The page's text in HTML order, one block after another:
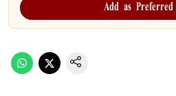
Add as Preferred